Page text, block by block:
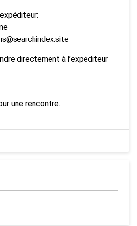
directement à l’expéditeur
une rencontre.